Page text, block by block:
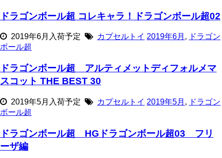
ドラゴンボール超 コレキャラ！ドラゴンボール超02
2019年6月入荷予定 カプセルトイ 2019年6月 ,
ドラゴン
ボール超
ドラゴンボール超 アルティメットディフォルメマ
スコット THE BEST 30
2019年5月入荷予定 カプセルトイ 2019年5月 , ドラゴン
ボール超
ドラゴンボール超 HGドラゴンボール超03 フリ
ーザ編